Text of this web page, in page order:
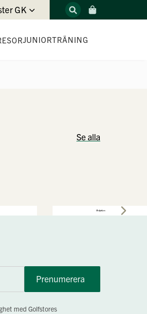
GK
JUNIORTRÄNING
Se alla
Prenumerera
med Golfstores